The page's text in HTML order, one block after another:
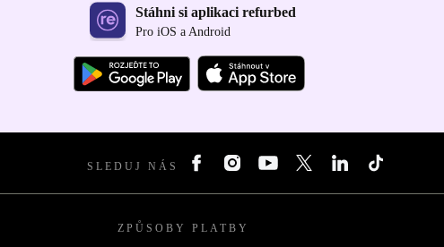
Stáhni si aplikaci refurbed
Pro iOS a Android
SLEDUJ NÁS
ZPŮSOBY PLATBY